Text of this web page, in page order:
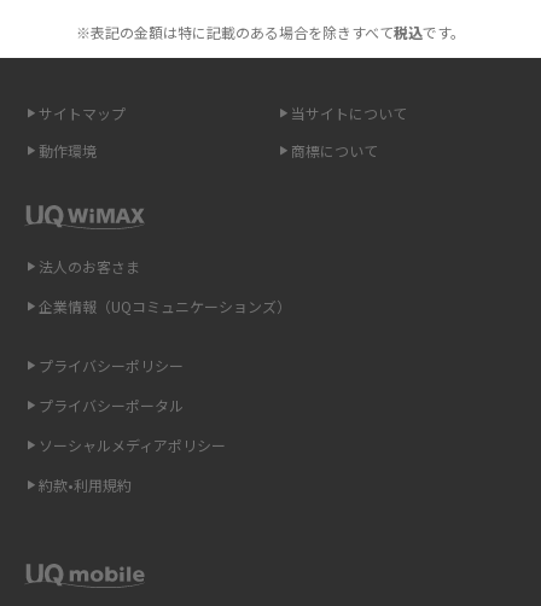
無制限で利用できるポケット型Wi-Fiは？選び方や通信費を抑える方法も紹
ポケット型Wi-Fi（モバイルWi-Fi）とは？おススメする方の特徴や選び方を
即日受け取りできるポケット型Wi-Fiはある？すぐに使うための方法や注意
ONU（光回線終端装置）とは？モデム・ルーター・ホームゲートウェイと
ギガバイト（GB）とは？1GBの目安やギガが足りない時の対処法を紹介
Wi-Fi 6とは？Wi-Fi 5との違いやメリットと注意点、規格の種類も解説
Wi-Fiを自宅に設置する方法は？必要なことやポイントも紹介
※表記の金額は特に記載のある場合を除きすべて税込です。
サイトマップ
当サイトについて
動作環境
商標について
法人のお客さま
企業情報（UQコミュニケーションズ）
プライバシーポリシー
プライバシーポータル
ソーシャルメディアポリシー
約款•利用規約